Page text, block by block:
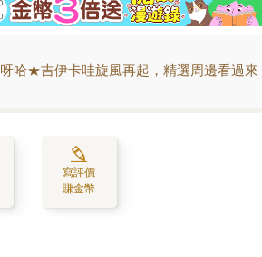
呀哈★吉伊卡哇旋風再起，精選周邊看過來
寫評價
賺金幣